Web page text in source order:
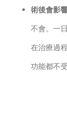
術後會影
不會。一
在治療過
功能都不